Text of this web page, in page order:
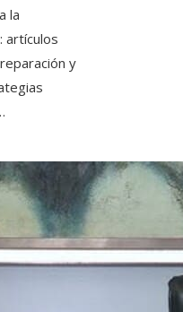
la
artículos
y